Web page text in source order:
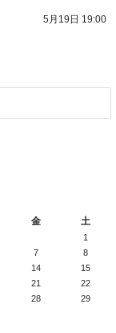
5月19日 19:00
金 土
1
7
8
14
15
21
22
28
29